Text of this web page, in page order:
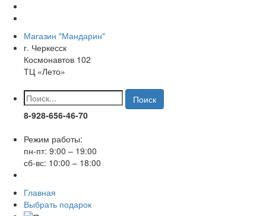
Магазин "Мандарин"
г. Черкесск
Космонавтов 102
ТЦ «Лето»
Поиск
8-928-656-46-70
Режим работы:
пн-пт: 9:00 – 19:00
сб-вс: 10:00 – 18:00
Главная
Выбрать подарок